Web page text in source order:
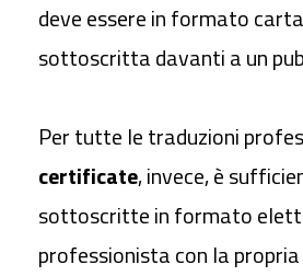
deve essere in formato
sottoscritta davanti a un
Per tutte le traduzioni
certificate, invece, è
sottoscritte in formato
professionista con la propria